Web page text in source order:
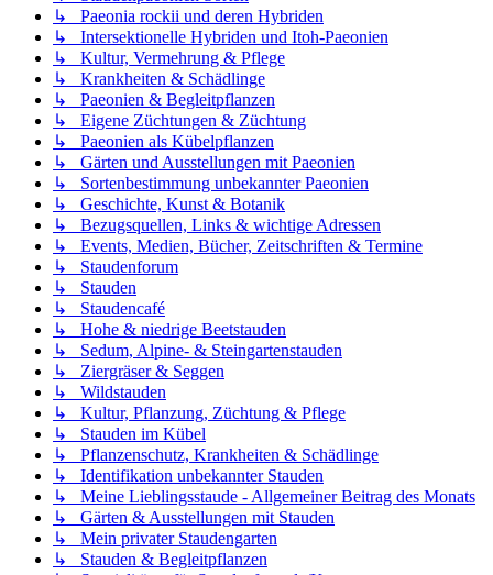
↳ Paeonia rockii und deren Hybriden
↳ Intersektionelle Hybriden und Itoh-Paeonien
↳ Kultur, Vermehrung & Pflege
↳ Krankheiten & Schädlinge
↳ Paeonien & Begleitpflanzen
↳ Eigene Züchtungen & Züchtung
↳ Paeonien als Kübelpflanzen
↳ Gärten und Ausstellungen mit Paeonien
↳ Sortenbestimmung unbekannter Paeonien
↳ Geschichte, Kunst & Botanik
↳ Bezugsquellen, Links & wichtige Adressen
↳ Events, Medien, Bücher, Zeitschriften & Termine
↳ Staudenforum
↳ Stauden
↳ Staudencafé
↳ Hohe & niedrige Beetstauden
↳ Sedum, Alpine- & Steingartenstauden
↳ Ziergräser & Seggen
↳ Wildstauden
↳ Kultur, Pflanzung, Züchtung & Pflege
↳ Stauden im Kübel
↳ Pflanzenschutz, Krankheiten & Schädlinge
↳ Identifikation unbekannter Stauden
↳ Meine Lieblingsstaude - Allgemeiner Beitrag des Monats
↳ Gärten & Ausstellungen mit Stauden
↳ Mein privater Staudengarten
↳ Stauden & Begleitpflanzen